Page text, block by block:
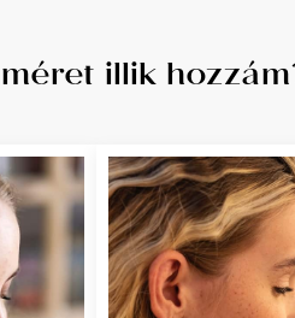
illik